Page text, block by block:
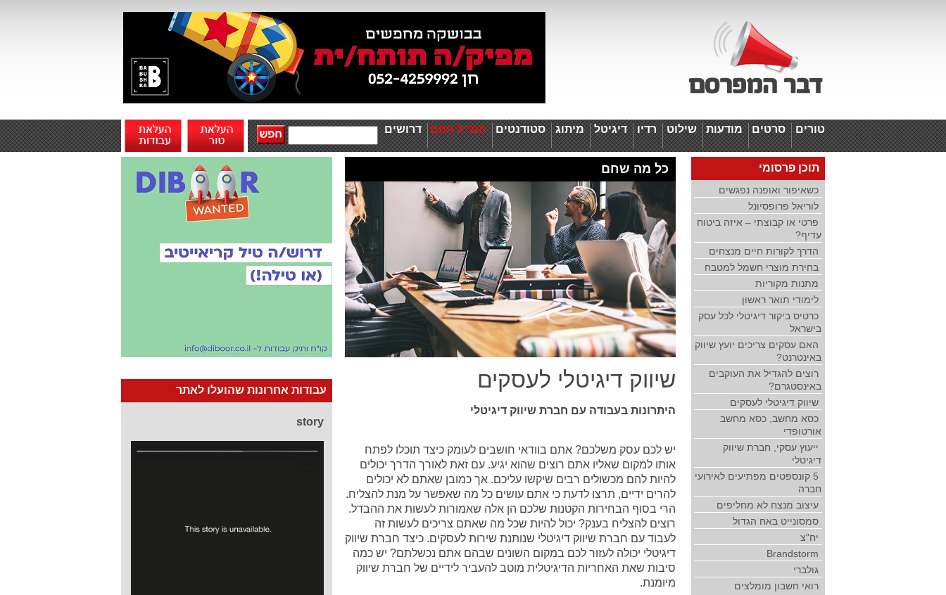
טורים סרטים מודעות שילוט רדיו דיגיטל מיתוג סטודנטים המייל החם דרושים
עבודות אחרונות שהועלו לאתר
story
כל מה שחם
שיווק דיגיטלי לעסקים
היתרונות בעבודה עם חברת שיווק דיגיטלי
יש לכם עסק משלכם? אתם בוודאי חושבים לעומק כיצד תוכלו לפתח
אותו למקום שאליו אתם רוצים שהוא יגיע. עם זאת לאורך הדרך יכולים
להיות להם מכשולים רבים שיקשו עליכם. אך כמובן שאתם לא יכולים
להרים ידיים, תרצו לדעת כי אתם עושים כל מה שאפשר על מנת להצליח.
הרי בסוף הבחירות הקטנות שלכם הן אלה שאמורות לעשות את ההבדל.
רוצים להצליח בענק? יכול להיות שכל מה שאתם צריכים לעשות זה
לעבוד עם חברת שיווק דיגיטלי שנותנת שירות לעסקים. כיצד חברת שיווק
דיגיטלי יכולה לעזור לכם במקום השונים שבהם אתם נכשלתם? יש כמה
סיבות שאת האחריות הדיגיטלית מוטב להעביר לידיים של חברת שיווק
מיומנת.
תוכן פרסומי
כשאיפור ואופנה נפגשים
לוריאל פרופסיונל
פרטי או קבוצתי – איזה ביטוח
עדיף?
הדרך לקורות חיים מנצחים
בחירת מוצרי חשמל למטבח
מתנות מקוריות
לימודי תואר ראשון
כרטיס ביקור דיגיטלי לכל עסק
בישראל
האם עסקים צריכים יועץ שיווק
באינטרנט?
רוצים להגדיל את העוקבים
באינסטגרם?
שיווק דיגיטלי לעסקים
כסא מחשב, כסא מחשב
אורטופדי
ייעוץ עסקי, חברת שיווק
דיגיטלי
5 קונספטים מפתיעים לאירועי
חברה
עיצוב מנצח לא מחליפים
סמסונייט באח הגדול
יח"צ
Brandstorm
גולברי
רואי חשבון מומלצים